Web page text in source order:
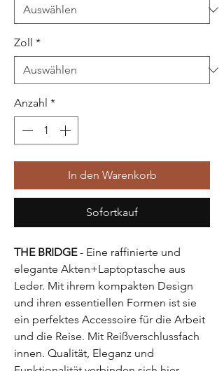
Zoll *
Anzahl *
In den Warenkorb
Sofortkauf
THE BRIDGE- Eine raffinierte und
elegante Akten+Laptoptasche aus
Leder. Mit ihrem kompakten Design
und ihren essentiellen Formen ist sie
ein perfektes Accessoire für die Arbeit
und die Reise. Mit Reißverschlussfach
innen. Qualität, Eleganz und